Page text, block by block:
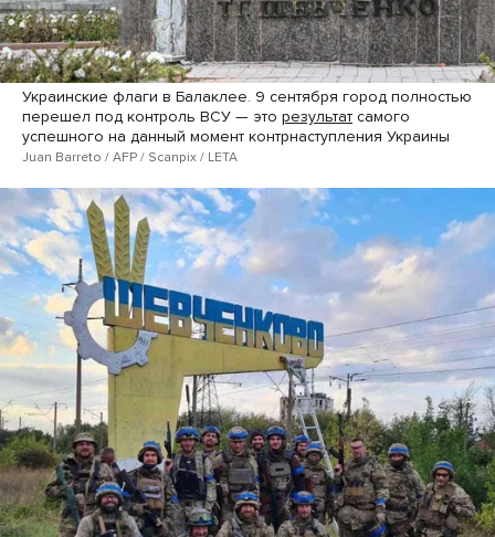
Украинские флаги в Балаклее. 9 сентября город полностью
перешел под контроль ВСУ — это результат самого
успешного на данный момент контрнаступления Украины
Juan Barreto / AFP / Scanpix / LETA